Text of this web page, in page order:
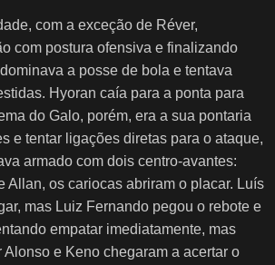
com a exceção de Réver,
com postura ofensiva e finalizando
a posse de bola e tentava
Hyoran caía para a ponta para
do Galo, porém, era a sua pontaria
e tentar ligações diretas para o ataque,
armado com dois centro-avantes:
Allan, os cariocas abriram o placar. Luís
mas Luiz Fernando pegou o rebote e
empatar imediatamente, mas
e Keno chegaram a acertar o